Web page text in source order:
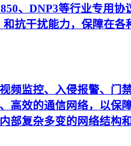
、DNP3等行业专用
抗干扰能力，保障在各
频监控、入侵报警、
效的通信网络，以保
复杂多变的网络结构